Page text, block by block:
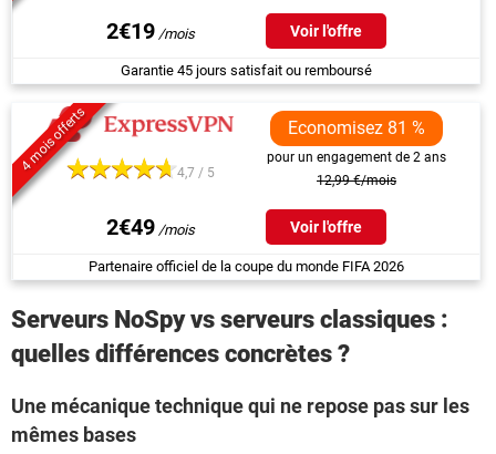
2€19 Voir l'offre
Garantie 45 jours satisfait ou remboursé
4 mois offerts 4,7 / 5
Economisez 81 %
pour un engagement de 2 ans
12,99 €/mois
2€49 Voir l'offre
Partenaire officiel de la coupe du monde FIFA 2026
Serveurs NoSpy vs serveurs classiques :
quelles différences concrètes ?
Une mécanique technique qui ne repose pas sur les
mêmes bases